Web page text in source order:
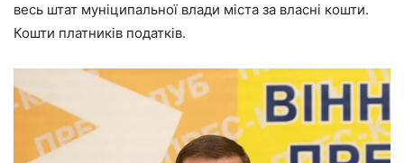
весь штат муніципальної влади міста за власні кошти.
Кошти платників податків.